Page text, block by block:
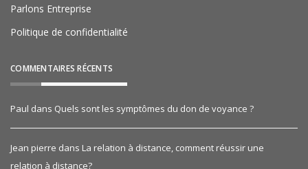
Parlons Entreprise
Politique de confidentialité
COMMENTAIRES RÉCENTS
Paul dans Quels sont les symptômes du don de voyance ?
Jean pierre dans La relation à distance, comment réussir une
relation à distance?